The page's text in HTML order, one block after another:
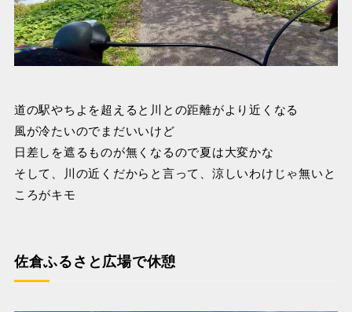
道の駅やちよを超えると川との距離がより近くなる
風が冷たいのでまだいいけど
日差しを遮るものが無くなるので夏は大変かな
そして、川の近くだからと言って、涼しいわけじゃ無いと
ころがキモ
佐倉ふるさと広場で休憩